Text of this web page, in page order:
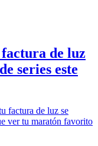
de luz
series este
factura de luz se
ver tu maratón favorito